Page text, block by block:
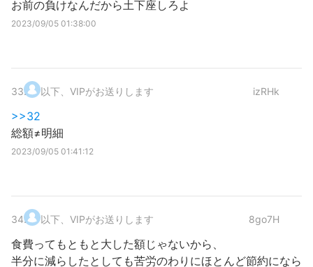
お前の負けなんだから土下座しろよ
2023/09/05 01:38:00
33. 以下、VIPがお送りします izRHk
>>32
総額≠明細
2023/09/05 01:41:12
34. 以下、VIPがお送りします 8go7H
食費ってもともと大した額じゃないから、
半分に減らしたとしても苦労のわりにほとんど節約になら